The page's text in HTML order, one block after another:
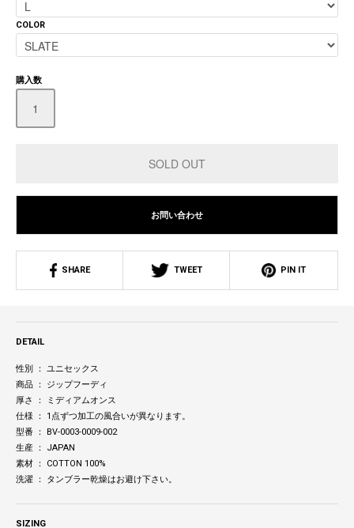
COLOR
購入数
お問い合わせ
SHARE TWEET PIN IT
DETAIL
性別 ： ユニセックス
商品 ： ジップフーディ
厚さ ： ミディアムオンス
仕様 ： 1点ずつ加工の風合いが異なります。
型番 ： BV-0003-0009-002
生産 ： JAPAN
素材 ： COTTON 100%
洗濯 ： タンブラー乾燥はお避け下さい。
SIZING